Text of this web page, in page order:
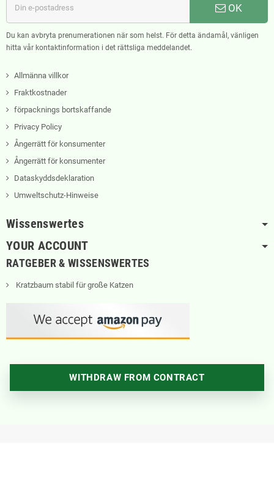
OK
Du kan avbryta prenumerationen när som helst. För detta ändamål, vänligen
hitta vår kontaktinformation i det rättsliga meddelandet.
Allmänna villkor
Fraktkostnader
förpacknings bortskaffande
Privacy Policy
Ångerrätt för konsumenter
Ångerrätt för konsumenter
Dataskyddsdeklaration
Umweltschutz-Hinweise
Wissenswertes
YOUR ACCOUNT
RATGEBER & WISSENSWERTES
Kratzbaum stabil für große Katzen
WITHDRAW FROM CONTRACT